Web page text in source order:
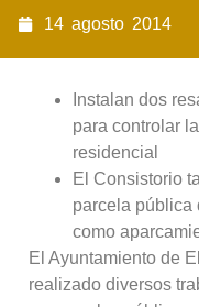
14 agosto 2014
Instalan dos
para controlar
residencial
El Consistorio
parcela pública
como
El Ayuntamiento de
realizado diversos